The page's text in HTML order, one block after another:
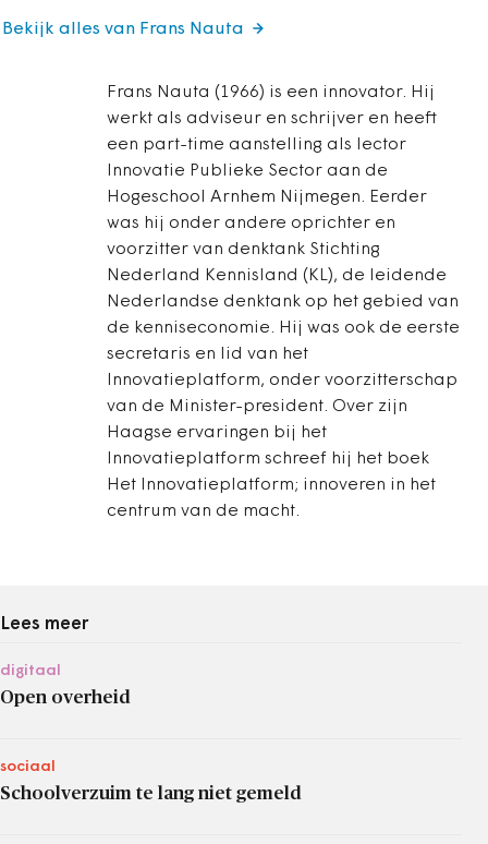
Frans Nauta (1966) is een innovator. Hij
werkt als adviseur en schrijver en heeft
een part-time aanstelling als lector
Innovatie Publieke Sector aan de
Hogeschool Arnhem Nijmegen. Eerder
was hij onder andere oprichter en
voorzitter van denktank Stichting
Nederland Kennisland (KL), de leidende
Nederlandse denktank op het gebied van
de kenniseconomie. Hij was ook de eerste
secretaris en lid van het
Innovatieplatform, onder voorzitterschap
van de Minister-president. Over zijn
Haagse ervaringen bij het
Innovatieplatform schreef hij het boek
Het Innovatieplatform; innoveren in het
centrum van de macht.
Bekijk alles van Frans Nauta
Lees meer
digitaal
Open overheid
sociaal
Schoolverzuim te lang niet gemeld